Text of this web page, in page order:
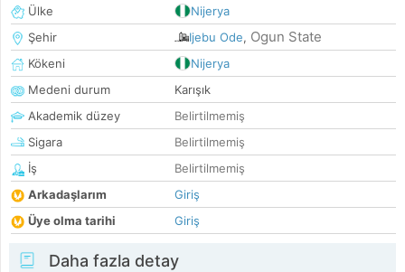
Ülke
Nijerya
Şehir
Ijebu Ode, Ogun State
Kökeni
Nijerya
Medeni durum
Karışık
Akademik düzey
Belirtilmemiş
Sigara
Belirtilmemiş
İş
Belirtilmemiş
Arkadaşlarım
Giriş
Üye olma tarihi
Giriş
Daha fazla detay